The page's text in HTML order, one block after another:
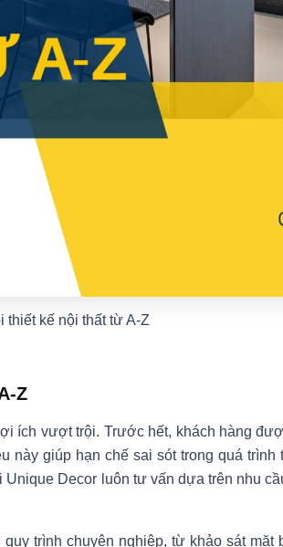
thiết kế nội thất từ A-Z
Z
ích vượt trội. Trước hết, khách hàng
giúp hạn chế sai sót trong quá trình
Decor luôn tư vấn dựa trên nhu
trình chuyên nghiệp, từ khảo sát mặt